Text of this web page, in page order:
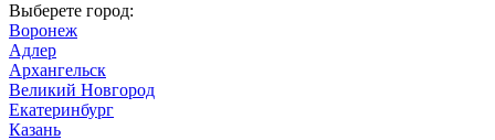
Выберете город:
Воронеж
Адлер
Архангельск
Великий Новгород
Екатеринбург
Казань